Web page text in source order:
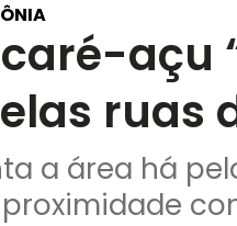
açu
ruas
a área há